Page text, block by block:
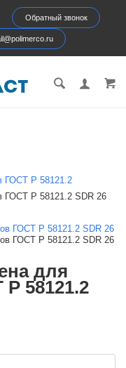
Обратный звонок
ГОСТ Р 58121.2
ГОСТ Р 58121.2 SDR 26
для
58121.2